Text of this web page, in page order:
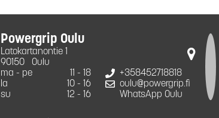
Powergrip Oulu
Latokartanontie 1
90150
Oulu
ma - pe
11 - 18
la
10 - 16
su
12 - 16
+358452718818
oulu@powergrip.fi
WhatsApp Oulu